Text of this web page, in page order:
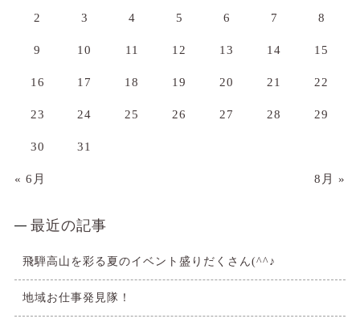
2 3 4 5 6 7 8
9 10 11 12 13 14 15
16 17 18 19 20 21 22
23 24 25 26 27 28 29
30 31
« 6月 8月 »
最近の記事
飛騨高山を彩る夏のイベント盛りだくさん(^^♪
地域お仕事発見隊！